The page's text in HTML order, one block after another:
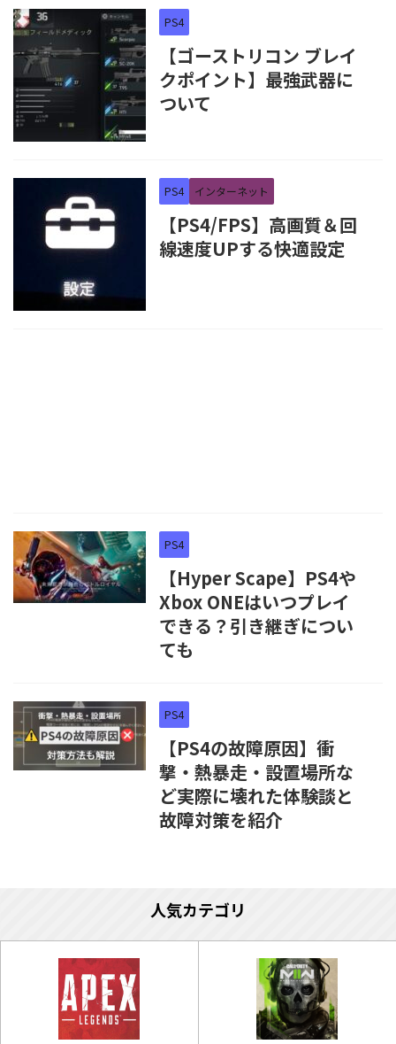
PS4
【ゴーストリコン ブレイ
クポイント】最強武器に
ついて
PS4 インターネット
【PS4/FPS】高画質＆回
線速度UPする快適設定
PS4
【Hyper Scape】PS4や
Xbox ONEはいつプレイ
できる？引き継ぎについ
ても
PS4
【PS4の故障原因】衝
撃・熱暴走・設置場所な
ど実際に壊れた体験談と
故障対策を紹介
人気カテゴリ